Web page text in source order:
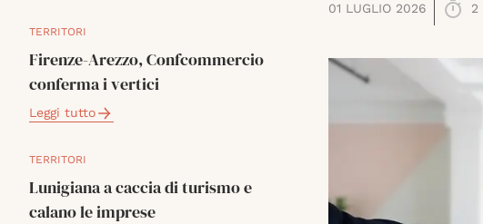
TERRITORI
Firenze-Arezzo, Confcommercio
conferma i vertici
Leggi tutto
TERRITORI
Lunigiana a caccia di turismo e
calano le imprese
01 LUGLIO 2026 2